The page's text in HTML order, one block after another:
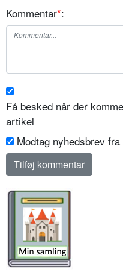
Kommentar*:
Få besked når der
artikel
Modtag nyhedsbrev